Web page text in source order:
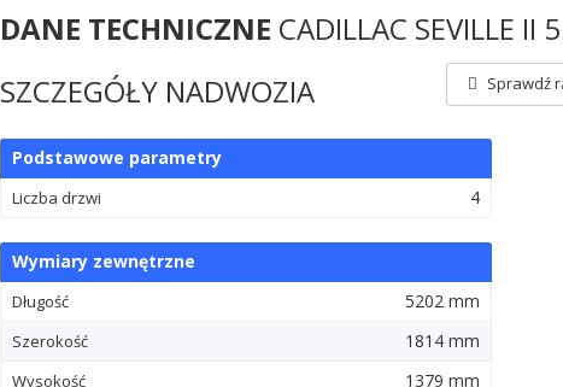
DANE TECHNICZNE CADILLAC SEVILLE
SZCZEGÓŁY NADWOZIA
Sprawdź
Podstawowe parametry
Liczba drzwi 4
Wymiary zewnętrzne
Długość 5202 mm
Szerokość 1814 mm
Wysokość 1379 mm